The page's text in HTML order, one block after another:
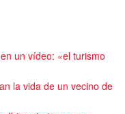
un vídeo: «el turismo
la vida de un vecino de